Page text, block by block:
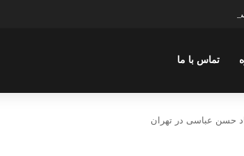
استاد حسن عباسی با موضوع چهار انتخاب ۱۴۰۰
تماس با ما